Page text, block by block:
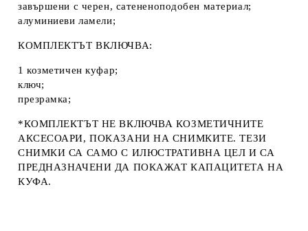
завършени с черен, сатененоподобен материал;
алуминиеви ламели;
КОМПЛЕКТЪТ ВКЛЮЧВА:
1 козметичен куфар;
ключ;
презрамка;
*КОМПЛЕКТЪТ НЕ ВКЛЮЧВА КОЗМЕТИЧНИТЕ
АКСЕСОАРИ, ПОКАЗАНИ НА СНИМКИТЕ. ТЕЗИ
СНИМКИ СА САМО С ИЛЮСТРАТИВНА ЦЕЛ И СА
ПРЕДНАЗНАЧЕНИ ДА ПОКАЖАТ КАПАЦИТЕТА НА
КУФА.